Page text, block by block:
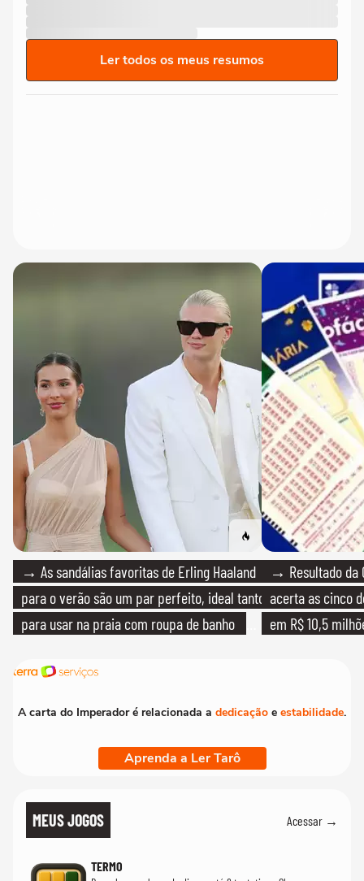
Ler todos os meus resumos
→ As sandálias favoritas de Erling Haaland
para o verão são um par perfeito, ideal tanto
para usar na praia com roupa de banho
→ Resultado da
acerta as cinco
em R$ 10,5
A carta do Imperador é relacionada a dedicação e estabilidade.
Aprenda a Ler Tarô
MEUS JOGOS Acessar →
TERMO